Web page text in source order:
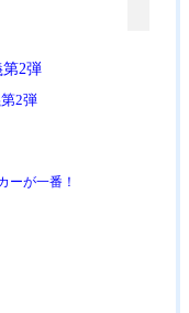
2弾
2弾
ーが一番！